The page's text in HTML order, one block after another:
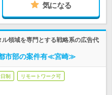
気になる
領域を専門とする戦略系の広告代
都市部の案件有≪宮崎≫
制 リモートワーク可